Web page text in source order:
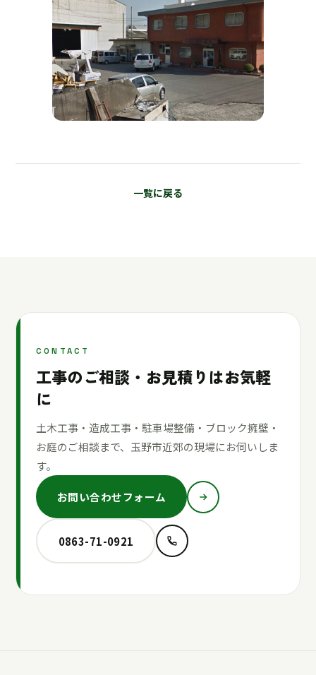
一覧に戻る
CONTACT
工事のご相談・お見積りはお気軽
に
土木工事・造成工事・駐車場整備・ブロック擁壁・
お庭のご相談まで、玉野市近郊の現場にお伺いしま
す。
お問い合わせフォーム
0863-71-0921